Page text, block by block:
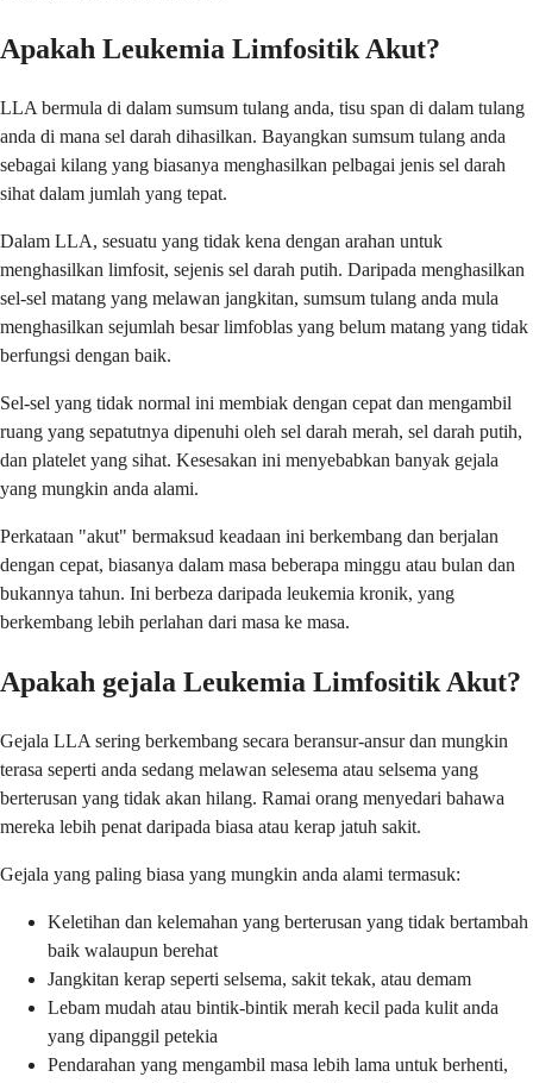
Apakah Leukemia Limfositik Akut?
LLA bermula di dalam sumsum tulang anda, tisu span di dalam tulang
anda di mana sel darah dihasilkan. Bayangkan sumsum tulang anda
sebagai kilang yang biasanya menghasilkan pelbagai jenis sel darah
sihat dalam jumlah yang tepat.
Dalam LLA, sesuatu yang tidak kena dengan arahan untuk
menghasilkan limfosit, sejenis sel darah putih. Daripada menghasilkan
sel-sel matang yang melawan jangkitan, sumsum tulang anda mula
menghasilkan sejumlah besar limfoblas yang belum matang yang tidak
berfungsi dengan baik.
Sel-sel yang tidak normal ini membiak dengan cepat dan mengambil
ruang yang sepatutnya dipenuhi oleh sel darah merah, sel darah putih,
dan platelet yang sihat. Kesesakan ini menyebabkan banyak gejala
yang mungkin anda alami.
Perkataan "akut" bermaksud keadaan ini berkembang dan berjalan
dengan cepat, biasanya dalam masa beberapa minggu atau bulan dan
bukannya tahun. Ini berbeza daripada leukemia kronik, yang
berkembang lebih perlahan dari masa ke masa.
Apakah gejala Leukemia Limfositik Akut?
Gejala LLA sering berkembang secara beransur-ansur dan mungkin
terasa seperti anda sedang melawan selesema atau selsema yang
berterusan yang tidak akan hilang. Ramai orang menyedari bahawa
mereka lebih penat daripada biasa atau kerap jatuh sakit.
Gejala yang paling biasa yang mungkin anda alami termasuk:
Keletihan dan kelemahan yang berterusan yang tidak bertambah
baik walaupun berehat
Jangkitan kerap seperti selsema, sakit tekak, atau demam
Lebam mudah atau bintik-bintik merah kecil pada kulit anda
yang dipanggil petekia
Pendarahan yang mengambil masa lebih lama untuk berhenti,